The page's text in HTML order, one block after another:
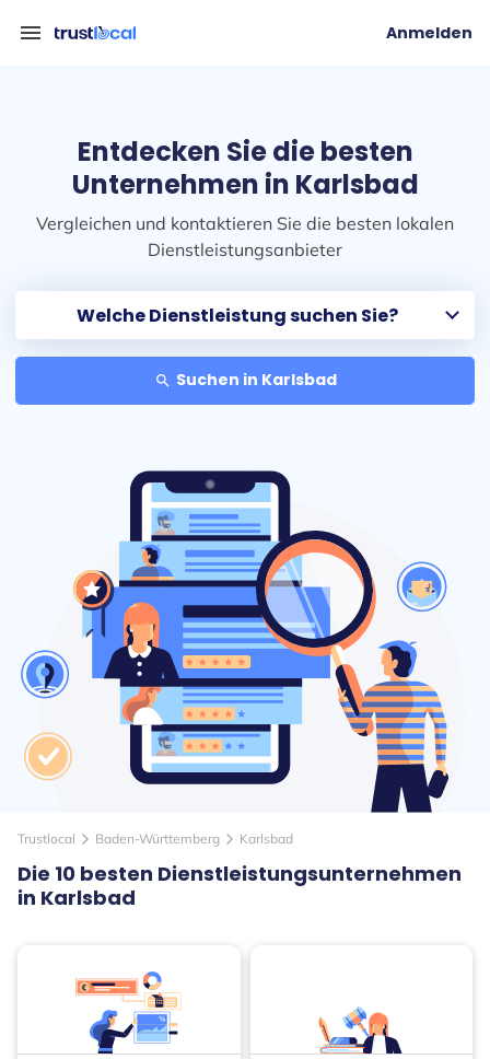
menu Anmelden
Entdecken Sie die besten
Unternehmen in Karlsbad
Vergleichen und kontaktieren Sie die besten lokalen
Dienstleistungsanbieter
search Suchen in Karlsbad
Trustlocal arrow_forward_ios Baden-Württemberg arrow_forward_ios Karlsbad
Die 10 besten Dienstleistungsunternehmen
in Karlsbad